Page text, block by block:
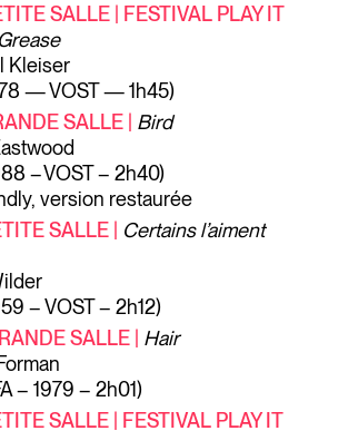
SALLE | FESTIVAL PLAY IT
Grease
Kleiser
— VOST — 1h45)
SALLE | Bird
– VOST – 2h40)
version restaurée
SALLE | Certains l’aiment
– VOST – 2h12)
SALLE | Hair
– 1979 – 2h01)
SALLE | FESTIVAL PLAY IT